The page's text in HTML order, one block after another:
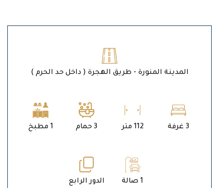
المدينة المنورة - طريق الهجرة ( داخل حد الحرم )
3 غرفة 112 متر 3 حمام 1 مطبخ
1 صالة الدور الرابع